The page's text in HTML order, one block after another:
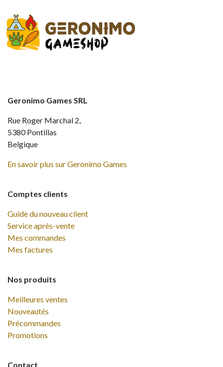
Comptes clients
Guide du nouveau client
Service après-vente
Mes commandes
Mes factures
Nos produits
Meilleures ventes
Nouveautés
Précommandes
Promotions
Contact
Geronimo Games SRL
Rue Roger Marchal 2,
5380 Pontillas
Belgique
En savoir plus sur Geronimo Games